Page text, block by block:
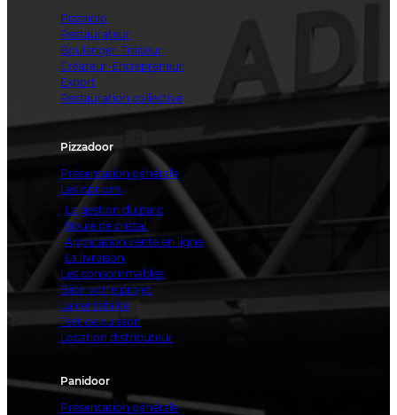
Pizzaiolo
Restaurateur
Boulanger-Traiteur
Créateur-Entrepreneur
Export
Restauration collective
Pizzadoor
Présentation générale
Les options
La gestion du parc
Boule de cristal
Application vente en ligne
La livraison
Les consommables
Bâtir votre projet
La rentabilité
Test de cuisson
Location distributeur
Panidoor
Présentation générale